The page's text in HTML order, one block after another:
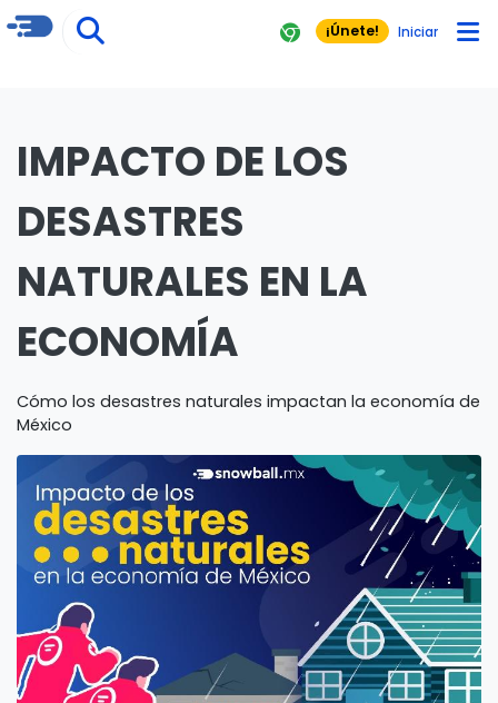
¡Únete! Iniciar
IMPACTO DE LOS
DESASTRES
NATURALES EN LA
ECONOMÍA
Cómo los desastres naturales impactan la economía de
México